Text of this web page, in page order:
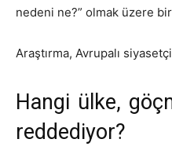
nedeni ne?” olmak üzere
Araştırma, Avrupalı
Hangi ülke,
reddediyor?